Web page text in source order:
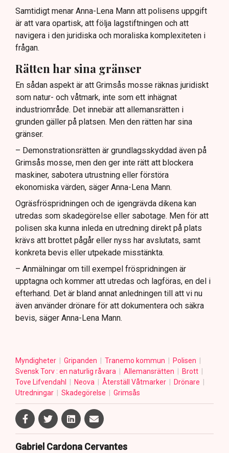
Samtidigt menar Anna-Lena Mann att polisens uppgift
är att vara opartisk, att följa lagstiftningen och att
navigera i den juridiska och moraliska komplexiteten i
frågan.
Rätten har sina gränser
En sådan aspekt är att Grimsås mosse räknas juridiskt
som natur- och våtmark, inte som ett inhägnat
industriområde. Det innebär att allemansrätten i
grunden gäller på platsen. Men den rätten har sina
gränser.
– Demonstrationsrätten är grundlagsskyddad även på
Grimsås mosse, men den ger inte rätt att blockera
maskiner, sabotera utrustning eller förstöra
ekonomiska värden, säger Anna-Lena Mann.
Ogräsfröspridningen och de igengrävda dikena kan
utredas som skadegörelse eller sabotage. Men för att
polisen ska kunna inleda en utredning direkt på plats
krävs att brottet pågår eller nyss har avslutats, samt
konkreta bevis eller utpekade misstänkta.
– Anmälningar om till exempel fröspridningen är
upptagna och kommer att utredas och lagföras, en del i
efterhand. Det är bland annat anledningen till att vi nu
även använder drönare för att dokumentera och säkra
bevis, säger Anna-Lena Mann.
Myndigheter Gripanden Tranemo kommun
Polisen
Svensk Torv : en naturlig råvara
Allemansrätten
Brott
Tove Lifvendahl
Neova Återställ Våtmarker
Drönare
Utredningar
Skadegörelse Grimsås
Gabriel Cardona Cervantes